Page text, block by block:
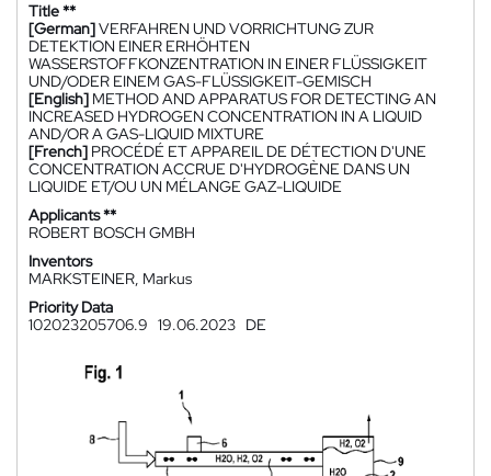
Title **
[German]VERFAHREN UND VORRICHTUNG ZUR
DETEKTION EINER ERHÖHTEN
WASSERSTOFFKONZENTRATION IN EINER FLÜSSIGKEIT
UND/ODER EINEM GAS-FLÜSSIGKEIT-GEMISCH
[English] METHOD AND APPARATUS FOR DETECTING AN
INCREASED HYDROGEN CONCENTRATION IN A LIQUID
AND/OR A GAS-LIQUID MIXTURE
[French] PROCÉDÉ ET APPAREIL DE DÉTECTION D'UNE
CONCENTRATION ACCRUE D'HYDROGÈNE DANS UN
LIQUIDE ET/OU UN MÉLANGE GAZ-LIQUIDE
Applicants **
ROBERT BOSCH GMBH
Inventors
MARKSTEINER, Markus
Priority Data
102023205706.9 19.06.2023 DE